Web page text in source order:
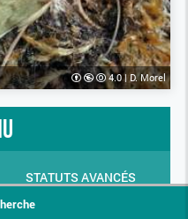
4.0|D. Morel
STATUTS AVANCÉS